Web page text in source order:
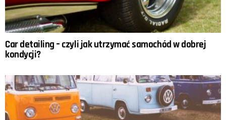
Car detailing – czyli jak utrzymać samochód w dobrej
kondycji?